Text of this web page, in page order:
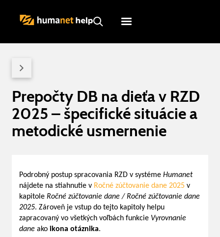
Humanet
Prepočty DB na dieťa v RZD
2025 – špecifické situácie a
metodické usmernenie
Podrobný postup spracovania RZD v systéme Humanet
nájdete na stiahnutie v Ročné zúčtovanie dane 2025 v
kapitole Ročné zúčtovanie dane / Ročné zúčtovanie dane
2025. Zároveň je vstup do tejto kapitoly helpu
zapracovaný vo všetkých voľbách funkcie Vyrovnanie
dane ako ikona otáznika.